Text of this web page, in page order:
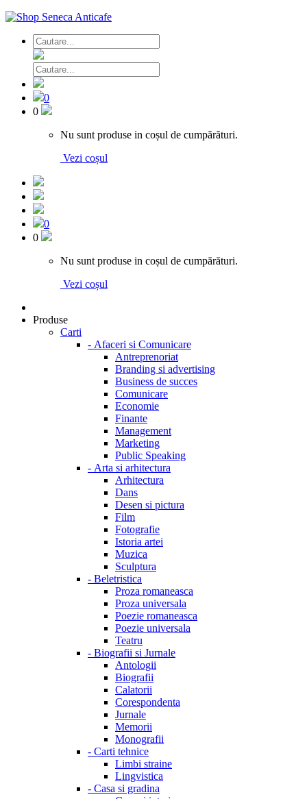
0
0
Nu sunt produse in coșul de cumpărături.
Vezi coșul
0
0
Nu sunt produse in coșul de cumpărături.
Vezi coșul
Produse
Carti
- Afaceri si Comunicare
Antreprenoriat
Branding si advertising
Business de succes
Comunicare
Economie
Finante
Management
Marketing
Public Speaking
- Arta si arhitectura
Arhitectura
Dans
Desen si pictura
Film
Fotografie
Istoria artei
Muzica
Sculptura
- Beletristica
Proza romaneasca
Proza universala
Poezie romaneasca
Poezie universala
Teatru
- Biografii si Jurnale
Antologii
Biografii
Calatorii
Corespondenta
Jurnale
Memorii
Monografii
- Carti tehnice
Limbi straine
Lingvistica
- Casa si gradina